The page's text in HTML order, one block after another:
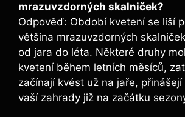
mrazuvzdorných skalniček?
Odpověď: Období kvetení se liší
většina mrazuvzdorných
od jara do léta. Některé druhy
kvetení během letních měsíců,
začínají kvést už na jaře,
vaší zahrady již na začátku